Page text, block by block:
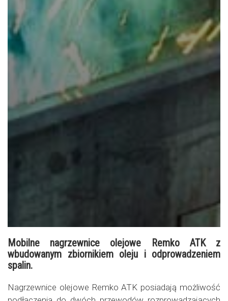
Mobilne nagrzewnice olejowe Remko ATK z
wbudowanym zbiornikiem oleju i odprowadzeniem
spalin.
Nagrzewnice olejowe Remko ATK posiadają możliwość